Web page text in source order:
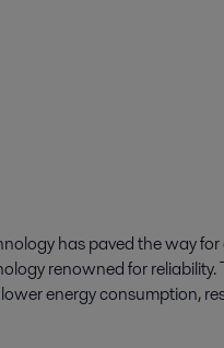
has paved the way
renowned for reliability.
energy consumption,